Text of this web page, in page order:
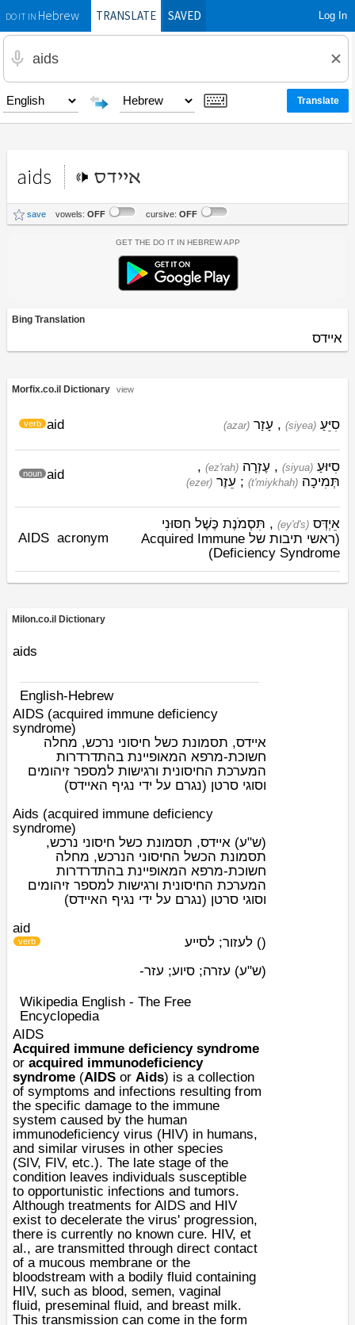
DO IT INHebrewTRANSLATE SAVED Log In
aids איידס
save vowels: OFF cursive: OFF
Get the Do It In Hebrew App
Bing Translation
איידס
Morfix.co.il Dictionary view
aid
verb (siyea) סִיֵּעַ ,
(azar) עָזַר
aid
noun (siyua) סִיּוּעַ ,
(ez'rah) עֶזְרָה ,
(t'miykhah) תְּמִיכָה ;
(ezer) עֵזֶר
AIDS acronym
(ey'd's) אֵיְדְּס
, תִּסְמֹנֶת כֶּשֶׁל חִסּוּנִי
(ראשי תיבות של Acquired Immune
Deficiency Syndrome)
Milon.co.il Dictionary
aids
English-Hebrew
AIDS (acquired immune deficiency
syndrome)
איידס, תסמונת כשל חיסוני נרכש, מחלה
חשוכת-מרפא המאופיינת בהתדרדרות
המערכת החיסונית ורגישות למספר זיהומים
וסוגי סרטן (נגרם על ידי נגיף האיידס)
Aids (acquired immune deficiency
syndrome)
(ש"ע) איידס, תסמונת כשל חיסוני נרכש,
תסמונת הכשל החיסוני הנרכש, מחלה
חשוכת-מרפא המאופיינת בהתדרדרות
המערכת החיסונית ורגישות למספר זיהומים
וסוגי סרטן (נגרם על ידי נגיף האיידס)
aid
(
verb ) לעזור; לסייע
(ש"ע) עזרה; סיוע; עזר-
Wikipedia English - The Free
Encyclopedia
AIDS
Acquired immune deficiency syndrome
or acquired immunodeficiency
syndrome (AIDS or Aids) is a collection
of symptoms and infections resulting from
the specific damage to the immune
system caused by the human
immunodeficiency virus (HIV) in humans,
and similar viruses in other species
(SIV, FIV, etc.). The late stage of the
condition leaves individuals susceptible
to opportunistic infections and tumors.
Although treatments for AIDS and HIV
exist to decelerate the virus' progression,
there is currently no known cure. HIV, et
al., are transmitted through direct contact
of a mucous membrane or the
bloodstream with a bodily fluid containing
HIV, such as blood, semen, vaginal
fluid, preseminal fluid, and breast milk.
This transmission can come in the form